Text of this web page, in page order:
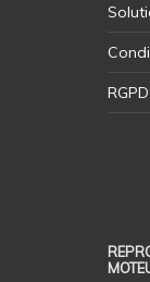
RGPD